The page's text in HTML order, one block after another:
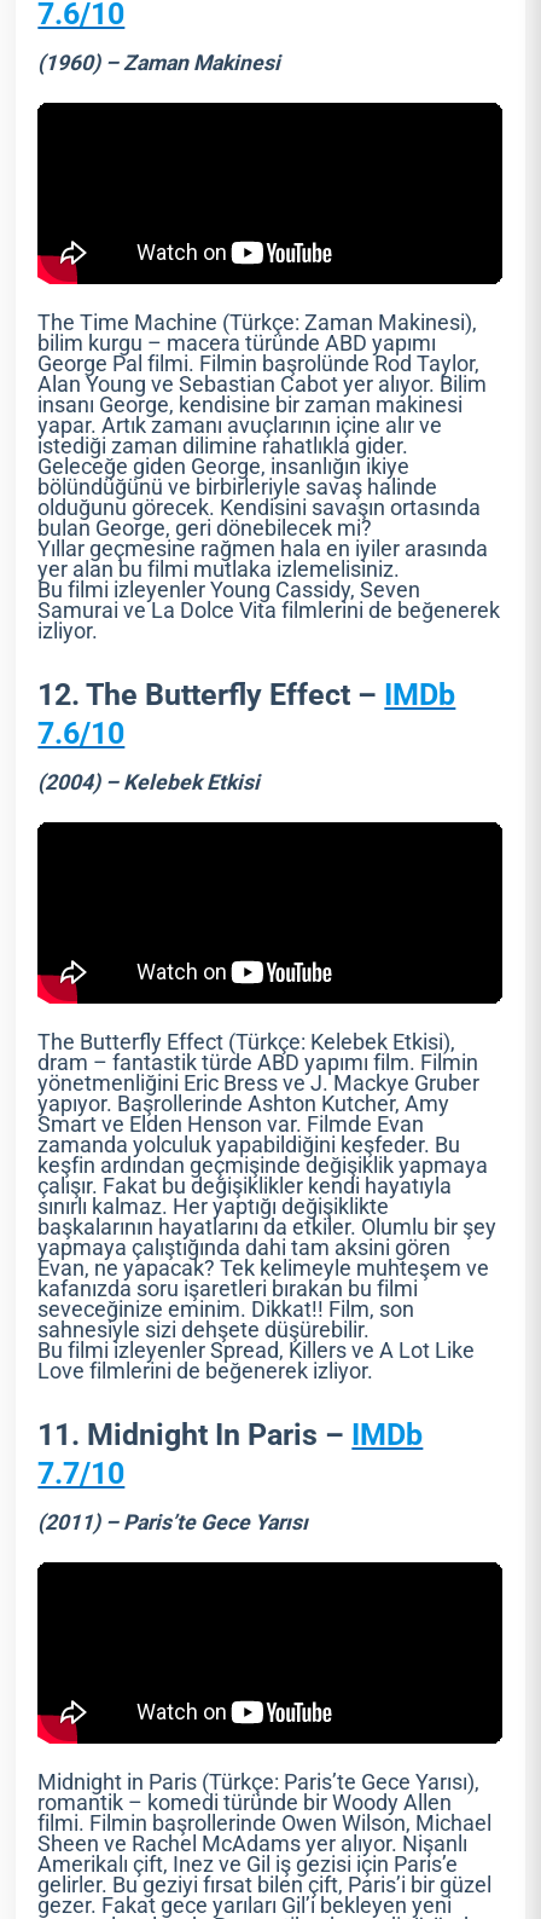
7.6/10
(1960) – Zaman Makinesi
The Time Machine (Türkçe: Zaman Makinesi),
bilim kurgu – macera türünde ABD yapımı
George Pal filmi. Filmin başrolünde Rod Taylor,
Alan Young ve Sebastian Cabot yer alıyor. Bilim
insanı George, kendisine bir zaman makinesi
yapar. Artık zamanı avuçlarının içine alır ve
istediği zaman dilimine rahatlıkla gider.
Geleceğe giden George, insanlığın ikiye
bölündüğünü ve birbirleriyle savaş halinde
olduğunu görecek. Kendisini savaşın ortasında
bulan George, geri dönebilecek mi?
Yıllar geçmesine rağmen hala en iyiler arasında
yer alan bu filmi mutlaka izlemelisiniz.
Bu filmi izleyenler Young Cassidy, Seven
Samurai ve La Dolce Vita filmlerini de beğenerek
izliyor.
12. The Butterfly Effect – IMDb
7.6/10
(2004) – Kelebek Etkisi
The Butterfly Effect (Türkçe: Kelebek Etkisi),
dram – fantastik türde ABD yapımı film. Filmin
yönetmenliğini Eric Bress ve J. Mackye Gruber
yapıyor. Başrollerinde Ashton Kutcher, Amy
Smart ve Elden Henson var. Filmde Evan
zamanda yolculuk yapabildiğini keşfeder. Bu
keşfin ardından geçmişinde değişiklik yapmaya
çalışır. Fakat bu değişiklikler kendi hayatıyla
sınırlı kalmaz. Her yaptığı değişiklikte
başkalarının hayatlarını da etkiler. Olumlu bir şey
yapmaya çalıştığında dahi tam aksini gören
Evan, ne yapacak? Tek kelimeyle muhteşem ve
kafanızda soru işaretleri bırakan bu filmi
seveceğinize eminim. Dikkat!! Film, son
sahnesiyle sizi dehşete düşürebilir.
Bu filmi izleyenler Spread, Killers ve A Lot Like
Love filmlerini de beğenerek izliyor.
11. Midnight In Paris – IMDb
7.7/10
(2011) – Paris’te Gece Yarısı
Midnight in Paris (Türkçe: Paris’te Gece Yarısı),
romantik – komedi türünde bir Woody Allen
filmi. Filmin başrollerinde Owen Wilson, Michael
Sheen ve Rachel McAdams yer alıyor. Nişanlı
Amerikalı çift, Inez ve Gil iş gezisi için Paris’e
gelirler. Bu geziyi fırsat bilen çift, Paris’i bir güzel
gezer. Fakat gece yarıları Gil’i bekleyen yeni